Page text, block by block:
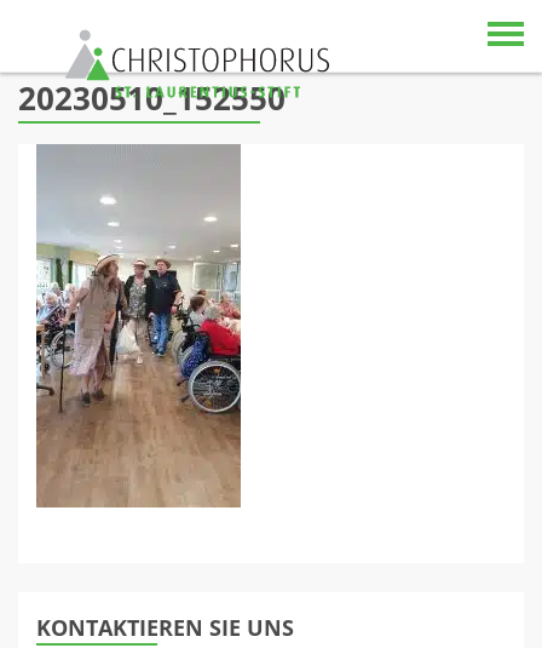
Skip to content
20230510_152550
KONTAKTIEREN SIE UNS